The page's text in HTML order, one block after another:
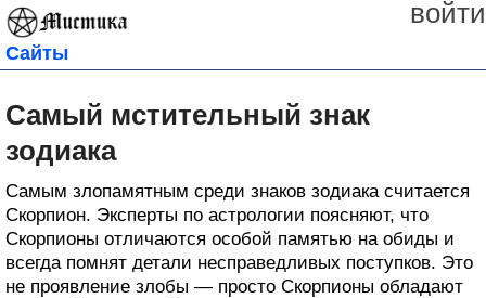
войти
Сайты
Самый мстительный знак
зодиака
Самым злопамятным среди знаков зодиака считается
Скорпион. Эксперты по астрологии поясняют, что
Скорпионы отличаются особой памятью на обиды и
всегда помнят детали несправедливых поступков. Это
не проявление злобы — просто Скорпионы обладают